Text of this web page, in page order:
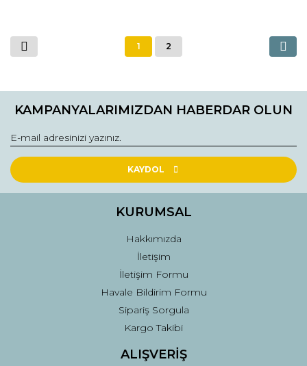
1 2
KAMPANYALARIMIZDAN HABERDAR OLUN
KAYDOL
KURUMSAL
Hakkımızda
İletişim
İletişim Formu
Havale Bildirim Formu
Sipariş Sorgula
Kargo Takibi
ALIŞVERİŞ